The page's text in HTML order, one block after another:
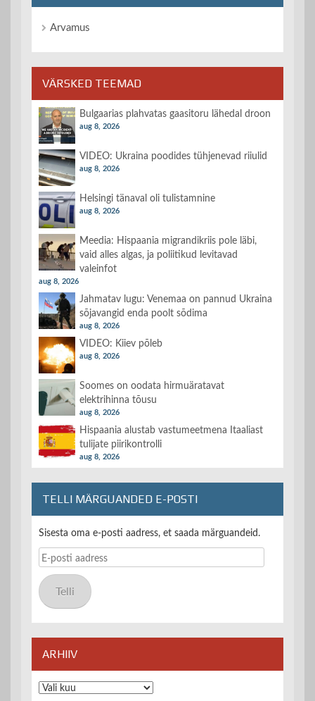
Arvamus
VÄRSKED TEEMAD
Bulgaarias plahvatas gaasitoru lähedal droon
aug 8, 2026
VIDEO: Ukraina poodides tühjenevad riiulid
aug 8, 2026
Helsingi tänaval oli tulistamnine
aug 8, 2026
Meedia: Hispaania migrandikriis pole läbi,
vaid alles algas, ja poliitikud levitavad
valeinfot
aug 8, 2026
Jahmatav lugu: Venemaa on pannud Ukraina
sõjavangid enda poolt sõdima
aug 8, 2026
VIDEO: Kiiev põleb
aug 8, 2026
Soomes on oodata hirmuäratavat
elektrihinna tõusu
aug 8, 2026
Hispaania alustab vastumeetmena Itaaliast
tulijate piirikontrolli
aug 8, 2026
TELLI MÄRGUANDED E-POSTI
Sisesta oma e-posti aadress, et saada märguandeid.
E-
posti
aadress
Telli
ARHIIV
Arhiiv